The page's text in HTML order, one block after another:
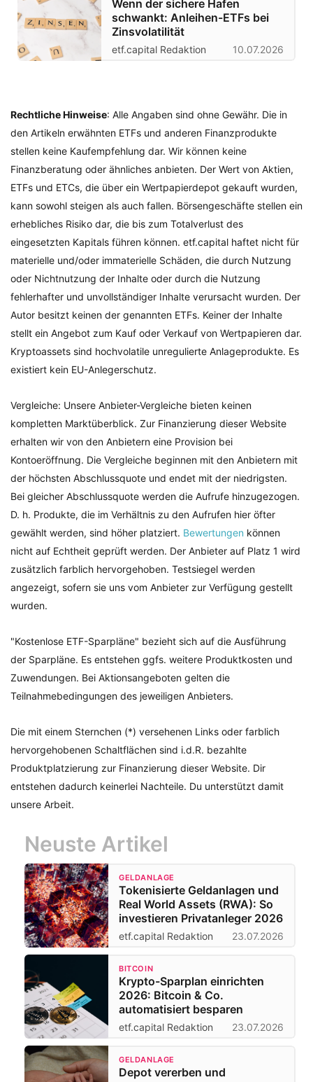
Wenn der sichere Hafen
schwankt: Anleihen-ETFs bei
Zinsvolatilität
etf.capital Redaktion 10.07.2026
Rechtliche Hinweise: Alle Angaben sind ohne Gewähr. Die in
den Artikeln erwähnten ETFs und anderen Finanzprodukte
stellen keine Kaufempfehlung dar. Wir können keine
Finanzberatung oder ähnliches anbieten. Der Wert von Aktien,
ETFs und ETCs, die über ein Wertpapierdepot gekauft wurden,
kann sowohl steigen als auch fallen. Börsengeschäfte stellen ein
erhebliches Risiko dar, die bis zum Totalverlust des
eingesetzten Kapitals führen können. etf.capital haftet nicht für
materielle und/oder immaterielle Schäden, die durch Nutzung
oder Nichtnutzung der Inhalte oder durch die Nutzung
fehlerhafter und unvollständiger Inhalte verursacht wurden. Der
Autor besitzt keinen der genannten ETFs. Keiner der Inhalte
stellt ein Angebot zum Kauf oder Verkauf von Wertpapieren dar.
Kryptoassets sind hochvolatile unregulierte Anlageprodukte. Es
existiert kein EU-Anlegerschutz.
Vergleiche: Unsere Anbieter-Vergleiche bieten keinen
kompletten Marktüberblick. Zur Finanzierung dieser Website
erhalten wir von den Anbietern eine Provision bei
Kontoeröffnung. Die Vergleiche beginnen mit den Anbietern mit
der höchsten Abschlussquote und endet mit der niedrigsten.
Bei gleicher Abschlussquote werden die Aufrufe hinzugezogen.
D. h. Produkte, die im Verhältnis zu den Aufrufen hier öfter
gewählt werden, sind höher platziert. Bewertungen können
nicht auf Echtheit geprüft werden. Der Anbieter auf Platz 1 wird
zusätzlich farblich hervorgehoben. Testsiegel werden
angezeigt, sofern sie uns vom Anbieter zur Verfügung gestellt
wurden.
"Kostenlose ETF-Sparpläne" bezieht sich auf die Ausführung
der Sparpläne. Es entstehen ggfs. weitere Produktkosten und
Zuwendungen. Bei Aktionsangeboten gelten die
Teilnahmebedingungen des jeweiligen Anbieters.
Die mit einem Sternchen (*) versehenen Links oder farblich
hervorgehobenen Schaltflächen sind i.d.R. bezahlte
Produktplatzierung zur Finanzierung dieser Website. Dir
entstehen dadurch keinerlei Nachteile. Du unterstützt damit
unsere Arbeit.
Neuste Artikel
GELDANLAGE
Tokenisierte Geldanlagen und
Real World Assets (RWA): So
investieren Privatanleger 2026
etf.capital Redaktion 23.07.2026
BITCOIN
Krypto-Sparplan einrichten
2026: Bitcoin & Co.
automatisiert besparen
etf.capital Redaktion 23.07.2026
GELDANLAGE
Depot vererben und